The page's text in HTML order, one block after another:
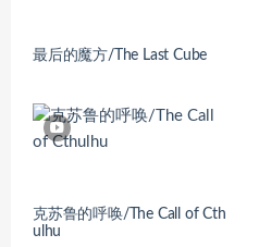
最后的魔方/The Last Cube
克苏鲁的呼唤/The Call of Cth
ulhu